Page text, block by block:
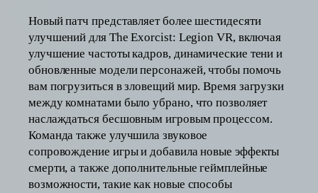
Новый патч представляет более шестидесяти
улучшений для The Exorcist: Legion VR, включая
улучшение частоты кадров, динамические тени и
обновленные модели персонажей, чтобы помочь
вам погрузиться в зловещий мир. Время загрузки
между комнатами было убрано, что позволяет
наслаждаться бесшовным игровым процессом.
Команда также улучшила звуковое
сопровождение игры и добавила новые эффекты
смерти, а также дополнительные геймплейные
возможности, такие как новые способы